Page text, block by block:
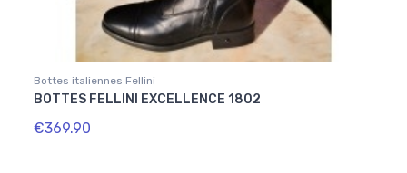
Bottes italiennes Fellini
BOTTES FELLINI EXCELLENCE 1802
€369.90